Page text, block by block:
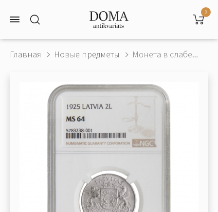
0
Главная Новые предметы Монета в слабе...